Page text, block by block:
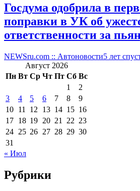
Госдума одобрила в
поправки в УК об
ответственности за
NEWSru.com :: Автоновости5 лет
Август 2026
Пн Вт Ср Чт Пт Сб Вс
1
2
3
4 5 6 7 8
9
10 11 12 13 14 15 16
17 18 19 20 21 22 23
24 25 26 27 28 29 30
31
« Июл
Рубрики